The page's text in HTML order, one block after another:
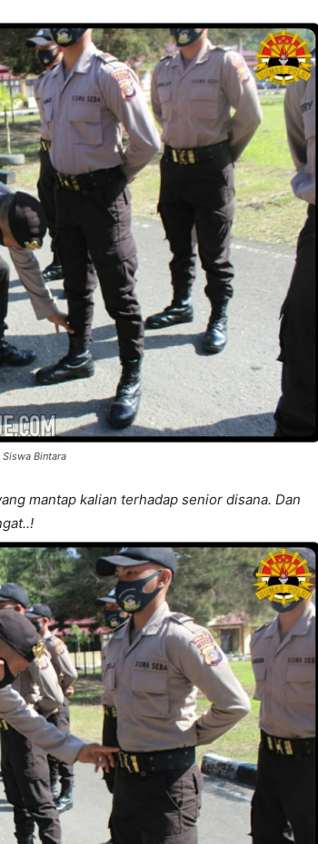
Bintara
mantap kalian terhadap senior disana. Dan